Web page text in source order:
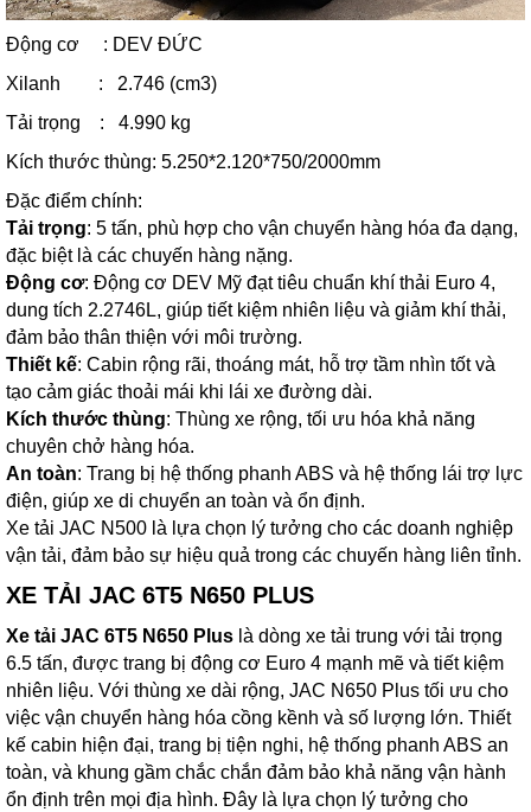
Động cơ : DEV ĐỨC
Xilanh : 2.746 (cm3)
Tải trọng : 4.990 kg
Kích thước thùng: 5.250*2.120*750/2000mm
Đặc điểm chính:
Tải trọng: 5 tấn, phù hợp cho vận chuyển hàng hóa đa dạng,
đặc biệt là các chuyến hàng nặng.
Động cơ: Động cơ DEV Mỹ đạt tiêu chuẩn khí thải Euro 4,
dung tích 2.2746L, giúp tiết kiệm nhiên liệu và giảm khí thải,
đảm bảo thân thiện với môi trường.
Thiết kế: Cabin rộng rãi, thoáng mát, hỗ trợ tầm nhìn tốt và
tạo cảm giác thoải mái khi lái xe đường dài.
Kích thước thùng: Thùng xe rộng, tối ưu hóa khả năng
chuyên chở hàng hóa.
An toàn: Trang bị hệ thống phanh ABS và hệ thống lái trợ lực
điện, giúp xe di chuyển an toàn và ổn định.
Xe tải JAC N500 là lựa chọn lý tưởng cho các doanh nghiệp
vận tải, đảm bảo sự hiệu quả trong các chuyến hàng liên tỉnh.
XE TẢI JAC 6T5 N650 PLUS
Xe tải JAC 6T5 N650 Plus là dòng xe tải trung với tải trọng
6.5 tấn, được trang bị động cơ Euro 4 mạnh mẽ và tiết kiệm
nhiên liệu. Với thùng xe dài rộng, JAC N650 Plus tối ưu cho
việc vận chuyển hàng hóa cồng kềnh và số lượng lớn. Thiết
kế cabin hiện đại, trang bị tiện nghi, hệ thống phanh ABS an
toàn, và khung gầm chắc chắn đảm bảo khả năng vận hành
ổn định trên mọi địa hình. Đây là lựa chọn lý tưởng cho